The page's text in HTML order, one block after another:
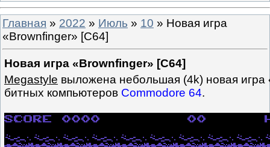
Главная » 2022 » Июль » 10 » Новая игра
«Brownfinger» [C64]
Новая игра «Brownfinger» [C64]
Megastyle выложена небольшая (4k) новая игра
битных компьютеров Commodore 64.